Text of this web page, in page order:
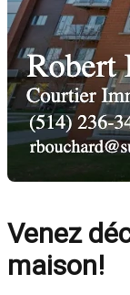
Venez
maison!